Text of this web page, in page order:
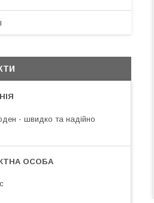
- швидко та надійно